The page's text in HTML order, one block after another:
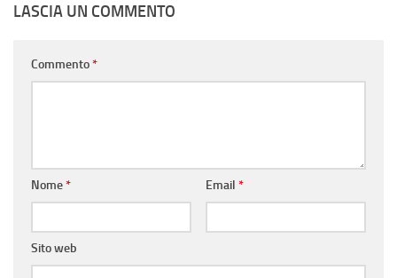
LASCIA UN COMMENTO
Commento*
Nome* Email *
Sito web